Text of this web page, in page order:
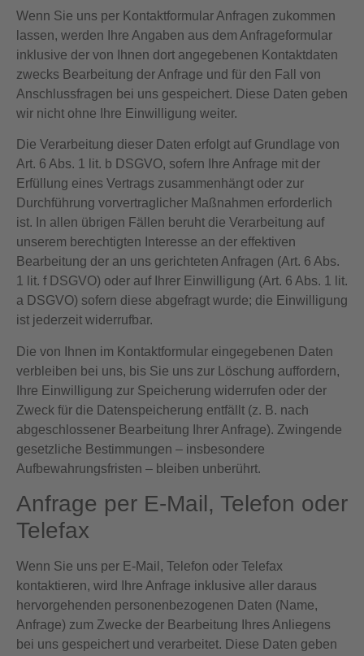
Wenn Sie uns per Kontaktformular Anfragen zukommen
lassen, werden Ihre Angaben aus dem Anfrageformular
inklusive der von Ihnen dort angegebenen Kontaktdaten
zwecks Bearbeitung der Anfrage und für den Fall von
Anschlussfragen bei uns gespeichert. Diese Daten geben
wir nicht ohne Ihre Einwilligung weiter.
Die Verarbeitung dieser Daten erfolgt auf Grundlage von
Art. 6 Abs. 1 lit. b DSGVO, sofern Ihre Anfrage mit der
Erfüllung eines Vertrags zusammenhängt oder zur
Durchführung vorvertraglicher Maßnahmen erforderlich
ist. In allen übrigen Fällen beruht die Verarbeitung auf
unserem berechtigten Interesse an der effektiven
Bearbeitung der an uns gerichteten Anfragen (Art. 6 Abs.
1 lit. f DSGVO) oder auf Ihrer Einwilligung (Art. 6 Abs. 1 lit.
a DSGVO) sofern diese abgefragt wurde; die Einwilligung
ist jederzeit widerrufbar.
Die von Ihnen im Kontaktformular eingegebenen Daten
verbleiben bei uns, bis Sie uns zur Löschung auffordern,
Ihre Einwilligung zur Speicherung widerrufen oder der
Zweck für die Datenspeicherung entfällt (z. B. nach
abgeschlossener Bearbeitung Ihrer Anfrage). Zwingende
gesetzliche Bestimmungen – insbesondere
Aufbewahrungsfristen – bleiben unberührt.
Anfrage per E-Mail, Telefon oder
Telefax
Wenn Sie uns per E-Mail, Telefon oder Telefax
kontaktieren, wird Ihre Anfrage inklusive aller daraus
hervorgehenden personenbezogenen Daten (Name,
Anfrage) zum Zwecke der Bearbeitung Ihres Anliegens
bei uns gespeichert und verarbeitet. Diese Daten geben